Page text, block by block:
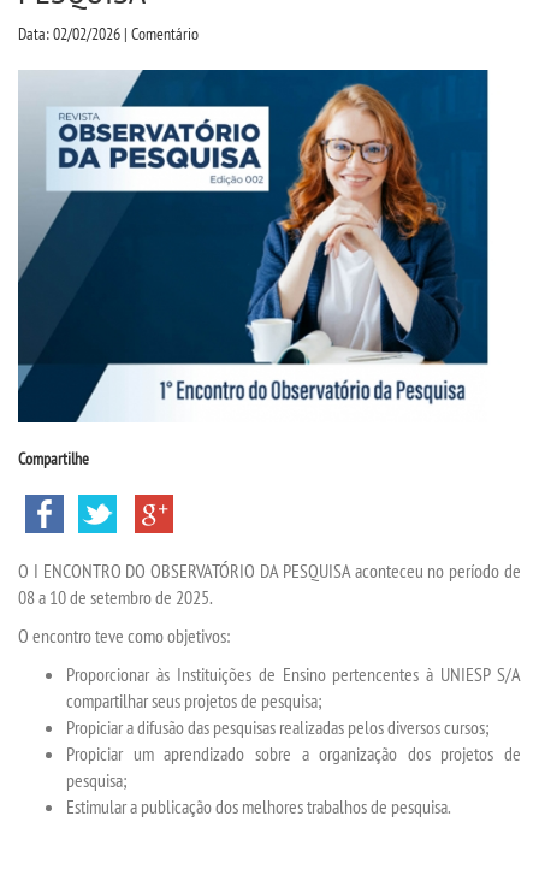
CPSA
BACHARELADOS
TRANSFERÊNCIA
PUBLICAÇÕES
DESTAQUES
UNIESP NEWS
Data: 02/02/2026 | Comentário
Compartilhe
O I ENCONTRO DO OBSERVATÓRIO DA PESQUISA aconteceu no período de
08 a 10 de setembro de 2025.
O encontro teve como objetivos:
Proporcionar às Instituições de Ensino pertencentes à UNIESP S/A
compartilhar seus projetos de pesquisa;
Propiciar a difusão das pesquisas realizadas pelos diversos cursos;
Propiciar um aprendizado sobre a organização dos projetos de
pesquisa;
Estimular a publicação dos melhores trabalhos de pesquisa.